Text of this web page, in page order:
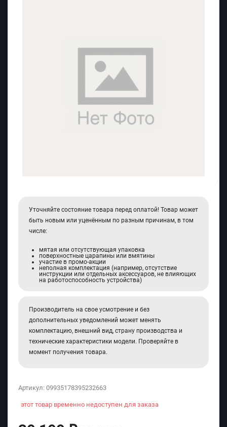
Уточняйте состояние товара перед оплатой! Товар может
быть новым или уценённым по разным причинам, в том
числе:
мятая или отсутствующая упаковка
поверхностные царапины или вмятины
участие в промо-акции
неполная комплектация (например, отсутствие
инструкции или отдельных аксессуаров, не влияющих
на работоспособность устройства)
Производитель на свое усмотрение и без
дополнительных уведомлений может менять
комплектацию, внешний вид, страну производства и
технические характеристики модели. Проверяйте в
момент получения товара.
Артикул: 09935178395232663
этот товар временно недоступен для заказа